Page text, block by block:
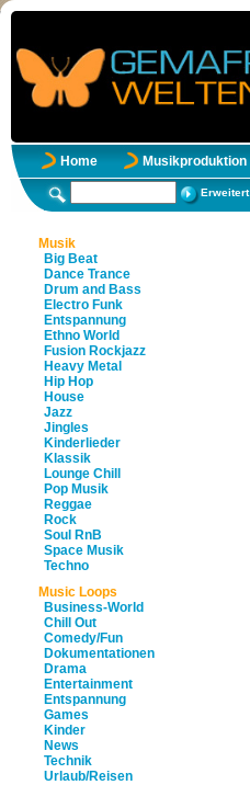
Home Musikproduktion
Erweitert
Musik
Big Beat
Dance Trance
Drum and Bass
Electro Funk
Entspannung
Ethno World
Fusion Rockjazz
Heavy Metal
Hip Hop
House
Jazz
Jingles
Kinderlieder
Klassik
Lounge Chill
Pop Musik
Reggae
Rock
Soul RnB
Space Musik
Techno
Music Loops
Business-World
Chill Out
Comedy/Fun
Dokumentationen
Drama
Entertainment
Entspannung
Games
Kinder
News
Technik
Urlaub/Reisen